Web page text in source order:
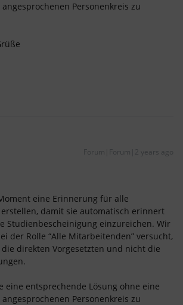
Personenkreis zu
Forum|Forum|2 years ago
eine Erinnerung für alle
damit sie automatisch erinnert
Studienbescheinigung einzureichen. Wir
der Rolle “Alle Mitarbeitenden” versucht,
direkten Vorgesetzten und nicht die
eine entsprechende Lösung ohne eine
Personenkreis zu